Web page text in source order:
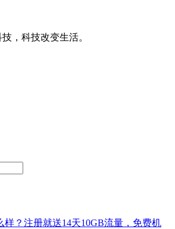
，科技改变生活。
样？注册就送14天10GB流量，免费机